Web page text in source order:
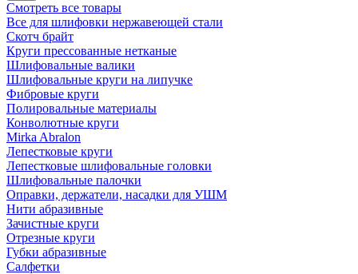
Смотреть все товары
Все для шлифовки нержавеющей стали
Скотч брайт
Круги прессованные нетканые
Шлифовальные валики
Шлифовальные круги на липучке
Фибровые круги
Полировальные материалы
Конволютные круги
Mirka Abralon
Лепестковые круги
Лепестковые шлифовальные головки
Шлифовальные палочки
Оправки, держатели, насадки для УШМ
Нити абразивные
Зачистные круги
Отрезные круги
Губки абразивные
Салфетки